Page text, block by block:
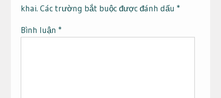
khai. Các trường bắt buộc được đánh dấu *
Bình luận *